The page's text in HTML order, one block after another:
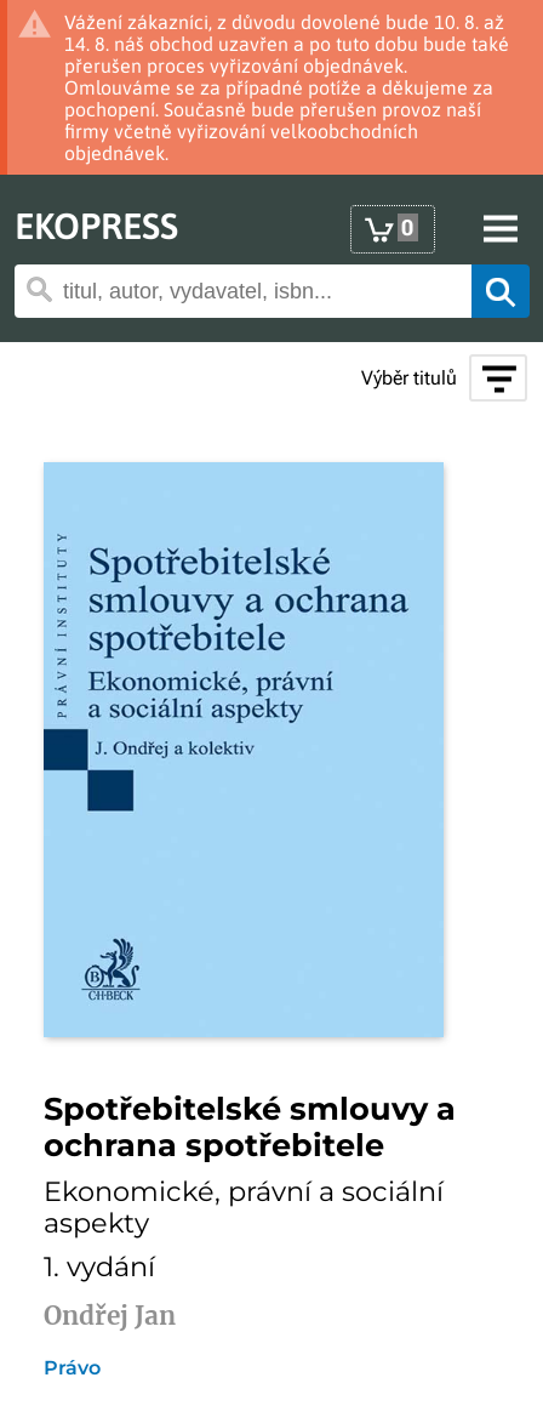
Vážení zákazníci, z důvodu dovolené bude 10. 8. až
14. 8. náš obchod uzavřen a po tuto dobu bude také
přerušen proces vyřizování objednávek.
Omlouváme se za případné potíže a děkujeme za
pochopení. Současně bude přerušen provoz naší
firmy včetně vyřizování velkoobchodních
objednávek.
EKOPRESS 0
Výběr titulů
Spotřebitelské smlouvy a
ochrana spotřebitele
Ekonomické, právní a sociální
aspekty
1. vydání
Ondřej Jan
Právo